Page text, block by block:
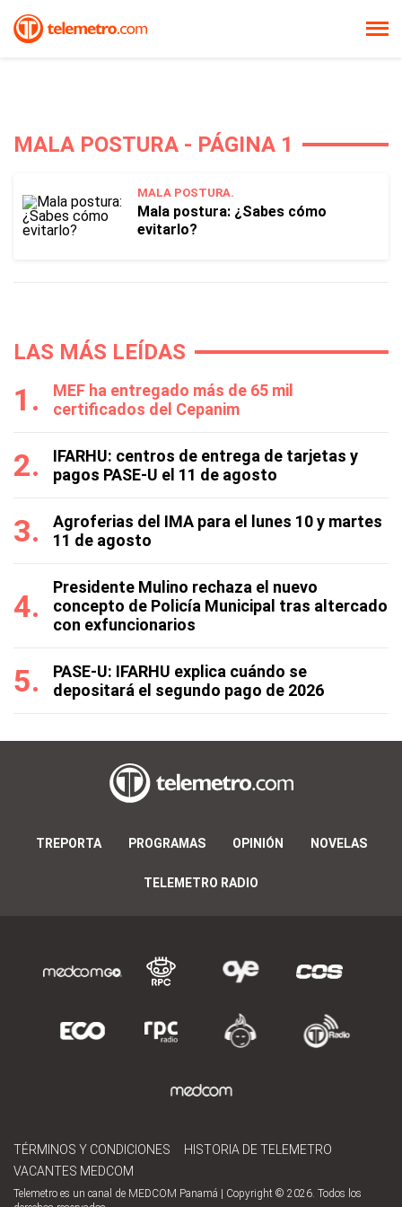
MALA POSTURA - PÁGINA 1
MALA POSTURA.
Mala postura: ¿Sabes cómo
evitarlo?
LAS MÁS LEÍDAS
MEF ha entregado más de 65 mil
certificados del Cepanim
IFARHU: centros de entrega de tarjetas y
pagos PASE-U el 11 de agosto
Agroferias del IMA para el lunes 10 y martes
11 de agosto
Presidente Mulino rechaza el nuevo
concepto de Policía Municipal tras altercado
con exfuncionarios
PASE-U: IFARHU explica cuándo se
depositará el segundo pago de 2026
TREPORTA PROGRAMAS OPINIÓN NOVELAS
TELEMETRO RADIO
TÉRMINOS Y CONDICIONES
HISTORIA DE TELEMETRO
VACANTES MEDCOM
Telemetro es un canal de MEDCOM Panamá | Copyright © 2026. Todos los